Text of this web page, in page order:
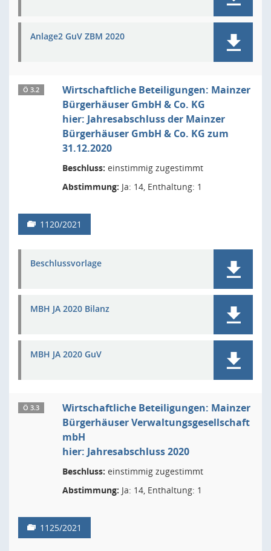
Anlage2 GuV ZBM 2020
Ö 3.2
Wirtschaftliche Beteiligungen: Mainzer
Bürgerhäuser GmbH & Co. KG
hier: Jahresabschluss der Mainzer
Bürgerhäuser GmbH & Co. KG zum
31.12.2020
Beschluss: einstimmig zugestimmt
Abstimmung: Ja: 14, Enthaltung: 1
1120/2021
Beschlussvorlage
MBH JA 2020 Bilanz
MBH JA 2020 GuV
Ö 3.3
Wirtschaftliche Beteiligungen: Mainzer
Bürgerhäuser Verwaltungsgesellschaft
mbH
hier: Jahresabschluss 2020
Beschluss: einstimmig zugestimmt
Abstimmung: Ja: 14, Enthaltung: 1
1125/2021